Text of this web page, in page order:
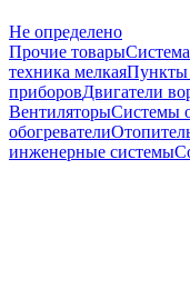
Не определено
Прочие товары
техника мелкаяПункты
приборовДвигатели
ВентиляторыСистемы
обогреватели
инженерные системы